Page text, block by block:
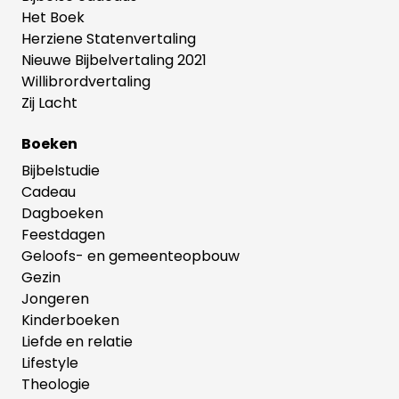
Het Boek
Herziene Statenvertaling
Nieuwe Bijbelvertaling 2021
Willibrordvertaling
Zij Lacht
Boeken
Bijbelstudie
Cadeau
Dagboeken
Feestdagen
Geloofs- en gemeenteopbouw
Gezin
Jongeren
Kinderboeken
Liefde en relatie
Lifestyle
Theologie